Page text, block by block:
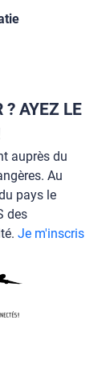
? AYEZ LE
auprès du
Au
pays le
des
Je m'inscris